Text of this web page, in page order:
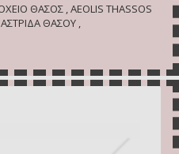
ΘΑΣΟΣ , AEOLIS THASSOS
ΘΑΣΟΥ ,